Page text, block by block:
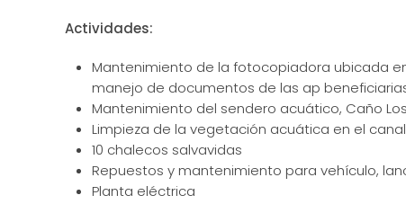
Actividades:
Mantenimiento de la fotocopiadora ubicada
manejo de documentos de las ap
Mantenimiento del sendero acuático, Caño
Limpieza de la vegetación acuática en el
10 chalecos salvavidas
Repuestos y mantenimiento para vehículo,
Planta eléctrica